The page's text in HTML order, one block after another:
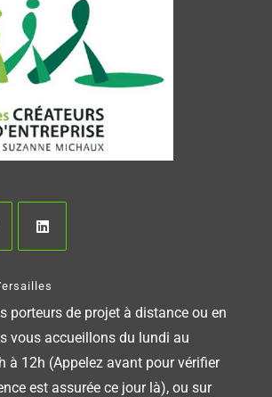
porteurs de projet à distance ou en
vous accueillons du lundi au
à 12h (Appelez avant pour vérifier
est assurée ce jour là), ou sur